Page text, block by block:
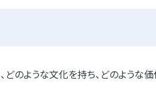
どのような文化を持ち、どのような